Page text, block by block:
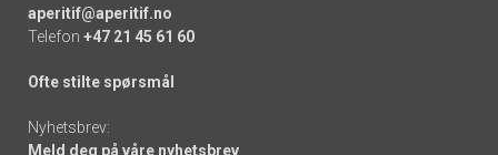
aperitif@aperitif.no
Telefon +47 21 45 61 60
Ofte stilte spørsmål
Nyhetsbrev:
Meld deg på våre nyhetsbrev